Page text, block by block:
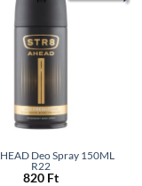
Deo Spray 150ML
R22
820 Ft